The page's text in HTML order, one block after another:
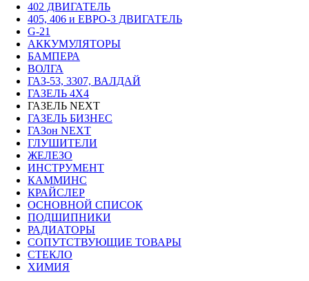
402 ДВИГАТЕЛЬ
405, 406 и ЕВРО-3 ДВИГАТЕЛЬ
G-21
АККУМУЛЯТОРЫ
БАМПЕРА
ВОЛГА
ГАЗ-53, 3307, ВАЛДАЙ
ГАЗЕЛЬ 4Х4
ГАЗЕЛЬ NEXT
ГАЗЕЛЬ БИЗНЕС
ГАЗон NEXT
ГЛУШИТЕЛИ
ЖЕЛЕЗО
ИНСТРУМЕНТ
КАММИНС
КРАЙСЛЕР
ОСНОВНОЙ СПИСОК
ПОДШИПНИКИ
РАДИАТОРЫ
СОПУТСТВУЮЩИЕ ТОВАРЫ
СТЕКЛО
ХИМИЯ